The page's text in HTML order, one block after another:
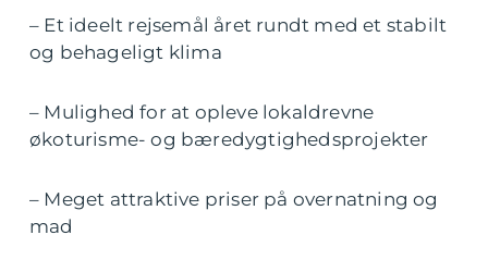
– Et ideelt rejsemål året rundt med et stabilt
og behageligt klima
– Mulighed for at opleve lokaldrevne
økoturisme- og bæredygtighedsprojekter
– Meget attraktive priser på overnatning og
mad